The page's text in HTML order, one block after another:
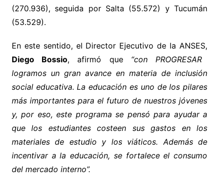
(270.936), seguida por Salta (55.572) y Tucumán
(53.529).
En este sentido, el Director Ejecutivo de la ANSES,
Diego Bossio, afirmó que “con PROGRESAR
logramos un gran avance en materia de inclusión
social educativa. La educación es uno de los pilares
más importantes para el futuro de nuestros jóvenes
y, por eso, este programa se pensó para ayudar a
que los estudiantes costeen sus gastos en los
materiales de estudio y los viáticos. Además de
incentivar a la educación, se fortalece el consumo
del mercado interno”.